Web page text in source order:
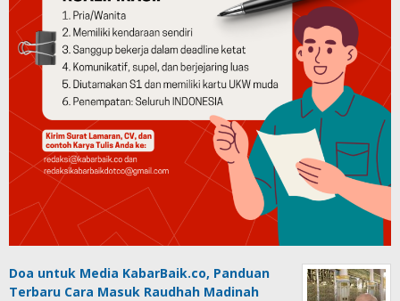
Doa untuk Media KabarBaik.co, Panduan
Terbaru Cara Masuk Raudhah Madinah